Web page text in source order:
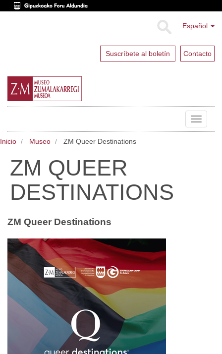
Español
Suscríbete al boletín Contacto
Toggle
Inicio Museo ZM Queer Destinations
ZM QUEER
DESTINATIONS
ZM Queer Destinations